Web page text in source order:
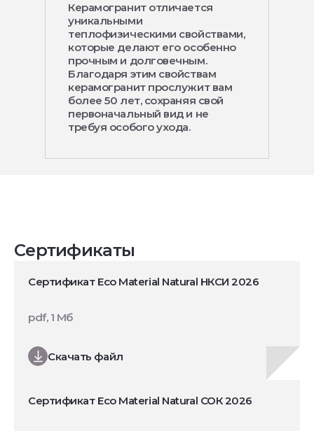
Керамогранит отличается
уникальными
теплофизическими свойствами,
которые делают его особенно
прочным и долговечным.
Благодаря этим свойствам
керамогранит прослужит вам
более 50 лет, сохраняя свой
первоначальный вид и не
требуя особого ухода.
Сертификаты
Сертификат Eco Material Natural НКСИ 2026
Скачать файл
pdf, 1 Мб
Сертификат Eco Material Natural СОК 2026